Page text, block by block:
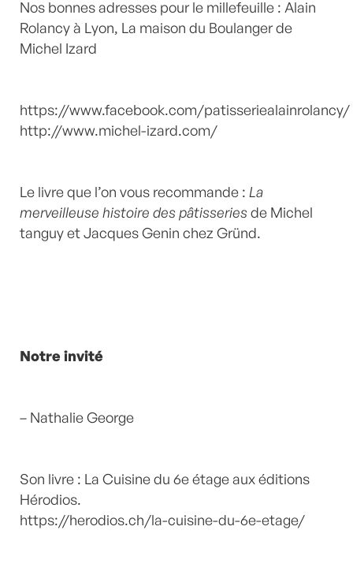
Nos bonnes adresses pour le millefeuille : Alain
Rolancy à Lyon, La maison du Boulanger de
Michel Izard
https://www.facebook.com/patisseriealainrolancy/
http://www.michel-izard.com/
Le livre que l’on vous recommande : La
merveilleuse histoire des pâtisseriesde Michel
tanguy et Jacques Genin chez Gründ.
Notre invité
– Nathalie George
Son livre : La Cuisine du 6e étage aux éditions
Hérodios.
https://herodios.ch/la-cuisine-du-6e-etage/